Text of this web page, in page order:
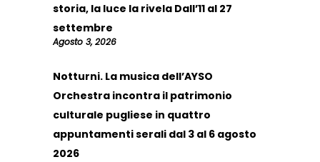
storia, la luce la rivela Dall’11 al 27
settembre
Agosto 3, 2026
Notturni. La musica dell’AYSO
Orchestra incontra il patrimonio
culturale pugliese in quattro
appuntamenti serali dal 3 al 6 agosto
2026